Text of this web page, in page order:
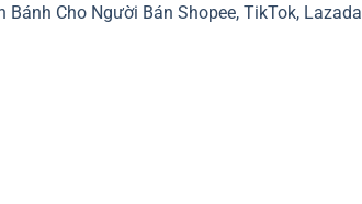
Cho Người Bán Shopee, TikTok, Lazada